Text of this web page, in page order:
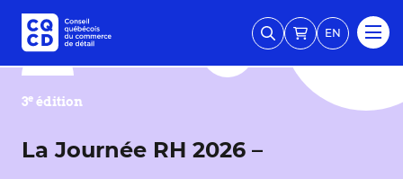
EN
3e édition
La Journée RH 2026 –